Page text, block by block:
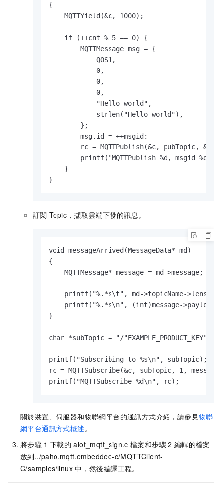
{
    MQTTYield(&c, 1000);
    if (++cnt % 5 == 0) {
        MQTTMessage msg = {
            QOS1,
            0,
            0,
            0,
            "Hello world",
            strlen("Hello world"),
        };
        msg.id = ++msgid;
rc = MQTTPublish(&c, pubTopic,
printf("MQTTPublish %d, msgid
    }
}
訂閱 Topic，擷取雲端下發的訊息。
void messageArrived(MessageData* md)
{
    MQTTMessage* message = md->message;
printf("%.*s\t", md->topicName-
printf("%.*s\n", (int)message-
}
char *subTopic = "/"EXAMPLE_PRODUCT_KEY"/
printf("Subscribing to %s\n", subTopic);
rc = MQTTSubscribe(&c, subTopic, 1,
printf("MQTTSubscribe %d\n", rc);
關於裝置、伺服器和物聯網平台的通訊方式介紹，請參見物聯
網平台通訊方式概述 。
將步驟 1 下載的 aiot_mqtt_sign.c 檔案和步驟 2 編輯的檔案
放到../paho.mqtt.embedded-c/MQTTClient-
C/samples/linux 中，然後編譯工程。